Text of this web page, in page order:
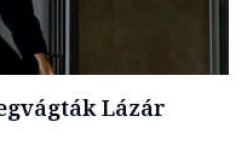
Lázár